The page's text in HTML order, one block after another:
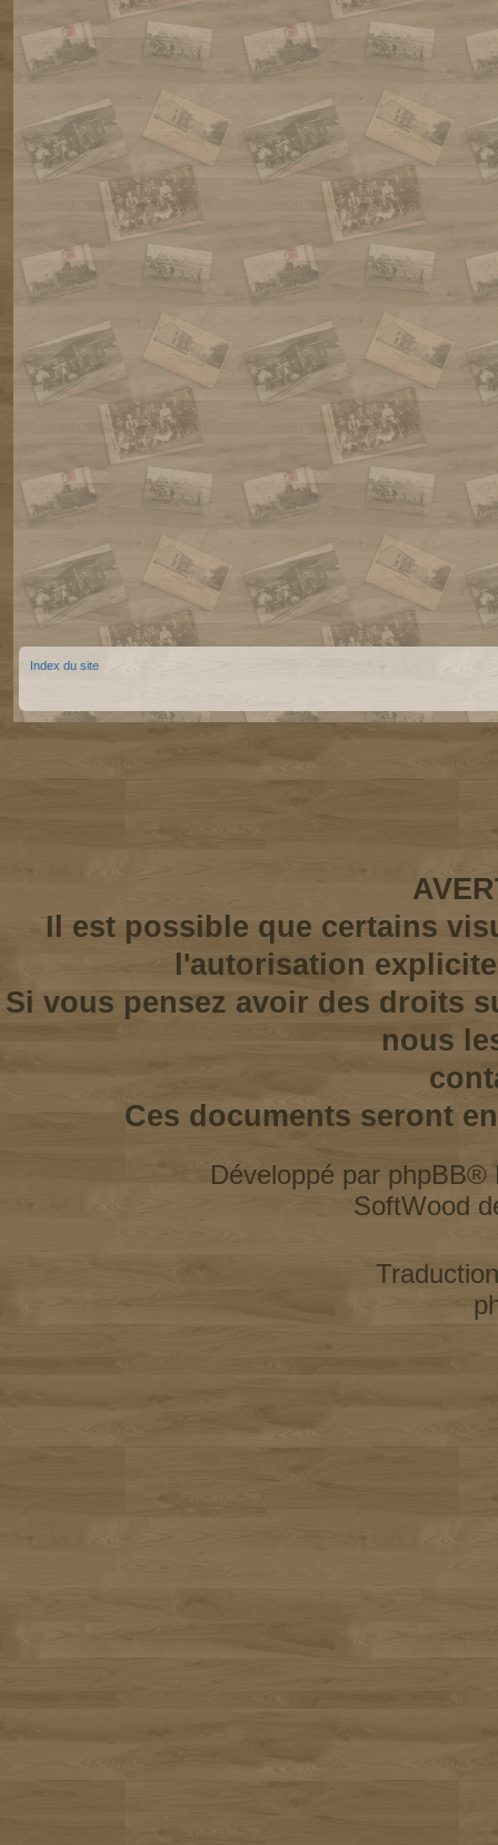
Index du site
Il est possible que certains
l'autorisation
Si vous pensez avoir des droits
nous
Ces documents seront
Développé par phpBB®
SoftWood